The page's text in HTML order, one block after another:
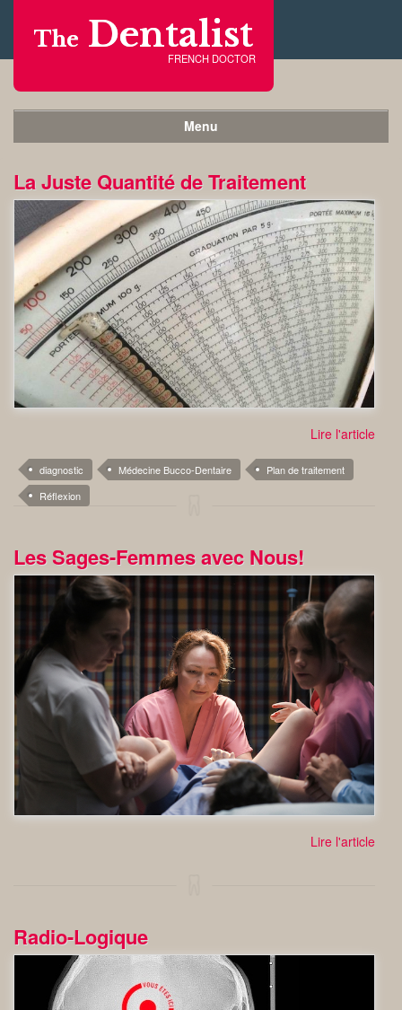
The Dentalist
FRENCH DOCTOR
Menu
La Juste Quantité de Traitement
Lire l'article
diagnostic Médecine Bucco-Dentaire
Plan de traitement
Réflexion
Les Sages-Femmes avec Nous!
Lire l'article
Radio-Logique